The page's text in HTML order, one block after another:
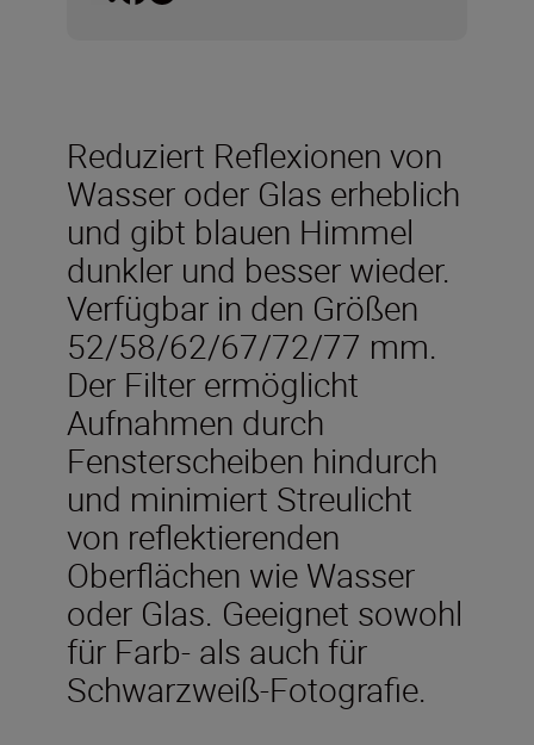
Reduziert Reflexionen von
Wasser oder Glas erheblich
und gibt blauen Himmel
dunkler und besser wieder.
Verfügbar in den Größen
52/58/62/67/72/77 mm.
Der Filter ermöglicht
Aufnahmen durch
Fensterscheiben hindurch
und minimiert Streulicht
von reflektierenden
Oberflächen wie Wasser
oder Glas. Geeignet sowohl
für Farb- als auch für
Schwarzweiß-Fotografie.